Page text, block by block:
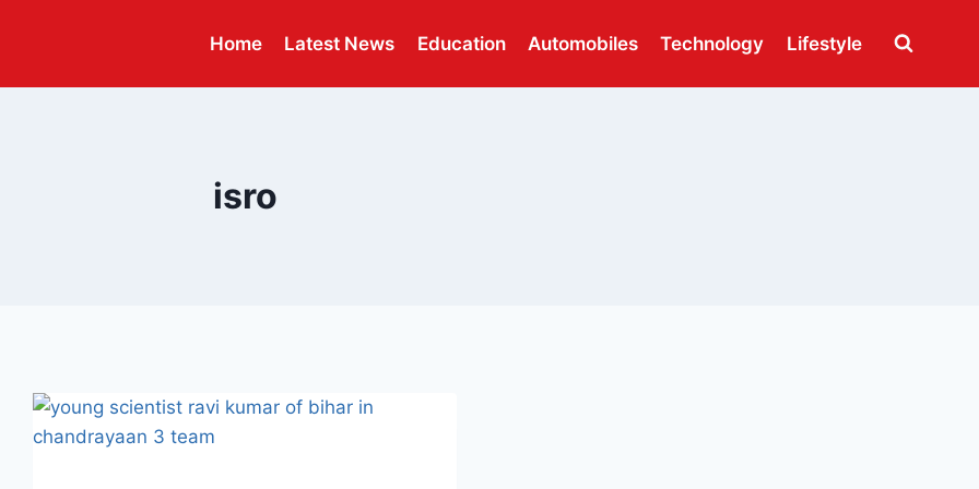
Home Latest News Education Automobiles Technology Lifestyle
isro